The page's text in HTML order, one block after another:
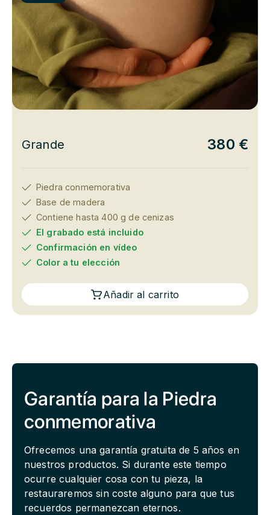
Grande 380 €
Piedra conmemorativa
Base de madera
Contiene hasta 400 g de cenizas
El grabado está incluido
Confirmación en vídeo
Color a tu elección
Añadir al carrito
Garantía para la Piedra
conmemorativa
Ofrecemos una garantía gratuita de 5 años en
nuestros productos. Si durante este tiempo
ocurre cualquier cosa con tu pieza, la
restauraremos sin coste alguno para que tus
recuerdos permanezcan eternos.